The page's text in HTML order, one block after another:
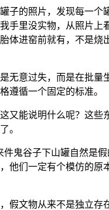
子的照片，发现每一个
手里没实物，从照片上
体进窑前就有，不是烧
无意过失，而是在批量
遵循一个固定的标准。
又能说明什么呢？这些
。
件鬼谷子下山罐自然是
他们一定有个模仿的原
假文物从来不是独立存